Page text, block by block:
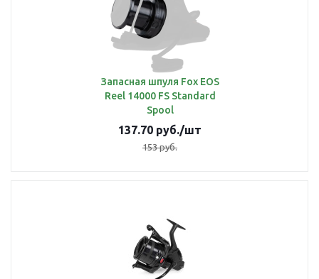
Запасная шпуля Fox EOS
Reel 14000 FS Standard
Spool
137.70 руб./шт
153руб.